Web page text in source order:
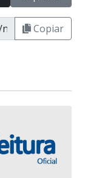
Copiar